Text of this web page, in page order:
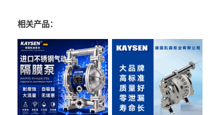
相关产品：